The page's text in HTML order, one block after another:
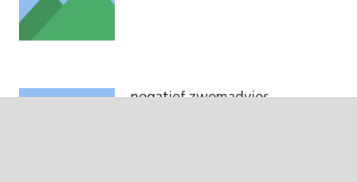
negatief zwemadvies